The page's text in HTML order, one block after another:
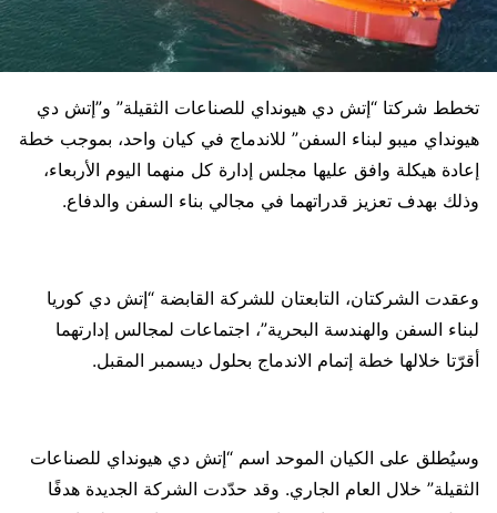
تخطط شركتا “إتش دي هيونداي للصناعات الثقيلة” و”إتش دي
هيونداي ميبو لبناء السفن” للاندماج في كيان واحد، بموجب خطة
إعادة هيكلة وافق عليها مجلس إدارة كل منهما اليوم الأربعاء،
وذلك بهدف تعزيز قدراتهما في مجالي بناء السفن والدفاع.
وعقدت الشركتان، التابعتان للشركة القابضة “إتش دي كوريا
لبناء السفن والهندسة البحرية”، اجتماعات لمجالس إدارتهما
أقرّتا خلالها خطة إتمام الاندماج بحلول ديسمبر المقبل.
وسيُطلق على الكيان الموحد اسم “إتش دي هيونداي للصناعات
الثقيلة” خلال العام الجاري. وقد حدّدت الشركة الجديدة هدفًا